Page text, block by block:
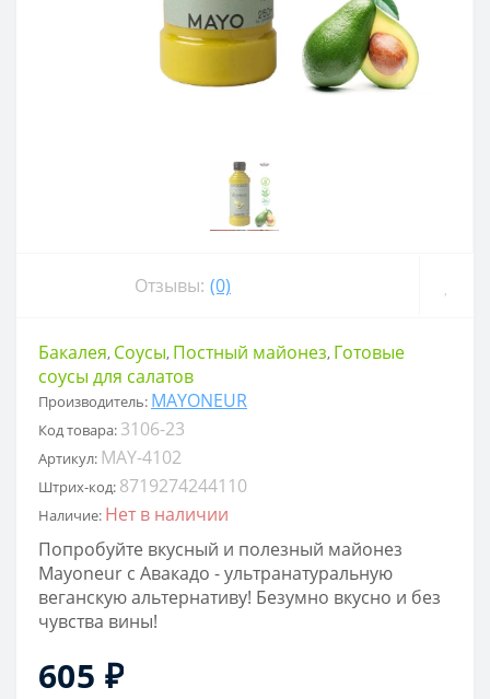
Отзывы: (0)
Бакалея, Соусы, Постный майонез, Готовые
соусы для салатов
Производитель: MAYONEUR
Код товара: 3106-23
Артикул: MAY-4102
Штрих-код: 8719274244110
Наличие: Нет в наличии
Попробуйте вкусный и полезный майонез
Mayoneur с Авакадо - ультранатуральную
веганскую альтернативу! Безумно вкусно и без
чувства вины!
605 ₽